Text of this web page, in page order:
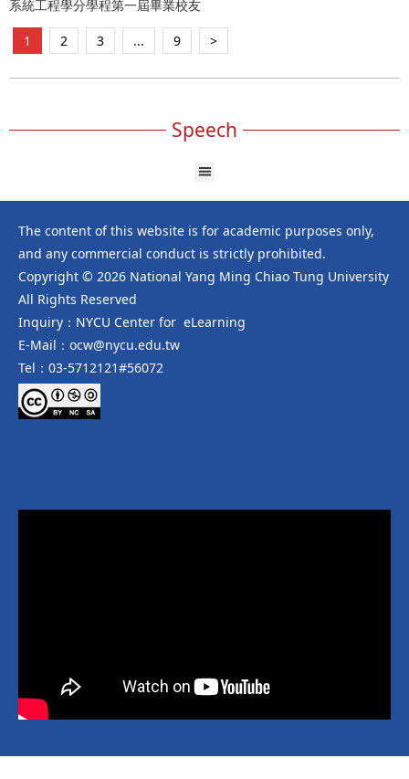
系統工程學分學程第一屆畢業校友
1 2 3 ... 9 >
Speech
The content of this website is for academic purposes only,
and any commercial conduct is strictly prohibited.
Copyright © 2026 National Yang Ming Chiao Tung University
All Rights Reserved
Inquiry：NYCU Center for eLearning
E-Mail：ocw@nycu.edu.tw
Tel：03-5712121#56072